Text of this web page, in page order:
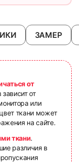
ЗАМЕР
от
от
или
ткани может
на сайте.
ткани.
различия в